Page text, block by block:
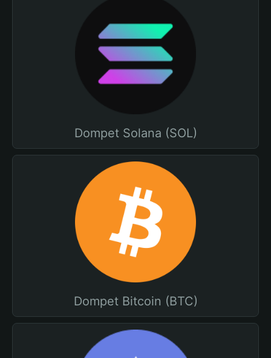
Dompet Solana (SOL)
Dompet Bitcoin (BTC)